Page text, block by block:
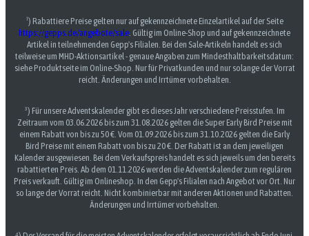
¹) Rabattiere Preise gelten nur auf gekennzeichnete Einzelartikel auf der Seite
https://gepps.de/angebote/sale. Gültig im Online-Shop und auf gekennzeichnete
Artikel in teilnehmenden Gepp's Filialen. Bei den Sale-Artikeln handelt es sich
teilweise um MHD-Aktionsartikel - genaue Angaben zum Mindesthaltbarkeitsdatum:
siehe Produktseite im Online-Shop. Nur für Privatkunden und nur solange der Vorrat
reicht. Änderungen und Irrtümer vorbehalten.
³) Für unsere Adventskalender gibt es dieses Jahr verschiedene Preisstufen. Im
Zeitraum vom 03.06.2026 bis zum 31.08.2026 gelten die Super Early Bird Preise mit
einem Rabatt von bis zu 50 €. Vom 01.09.2026 bis zum 31.10.2026 gelten die Early
Bird Preise mit einem Rabatt von bis zu 20 €. Der Rabatt ist an dem jeweiligen
Kalender ausgewiesen. Bei dem Verkaufspreis handelt es sich jeweils um den bereits
rabattierten Preis. Ab dem 01.11.2026 werden die Adventskalender zum regulären
Preis verkauft. Gültig im Onlineshop. In den Gepp's Filialen nach Angebot vor Ort. Nur
so lange der Vorrat reicht. Nicht kombinierbar mit anderen Aktionen und Rabatten.
Änderungen und Irrtümer vorbehalten.